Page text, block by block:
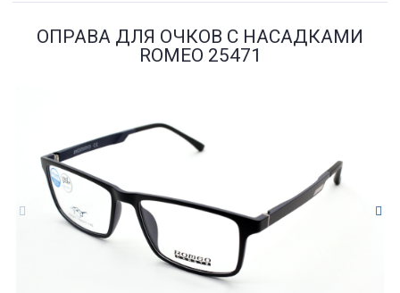
ОПРАВА ДЛЯ ОЧКОВ С НАСАДКАМИ
ROMEO 25471